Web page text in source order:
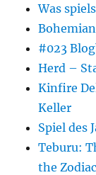
Was
#023
Herd –
Kinfire
Keller
Spiel des
Teburu:
the Zodiac